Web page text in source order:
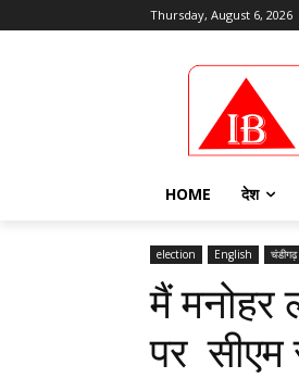
Thursday, August 6, 2026
HOME देश
election English चंडीगढ़
मैं मनोहर
पर सीएम